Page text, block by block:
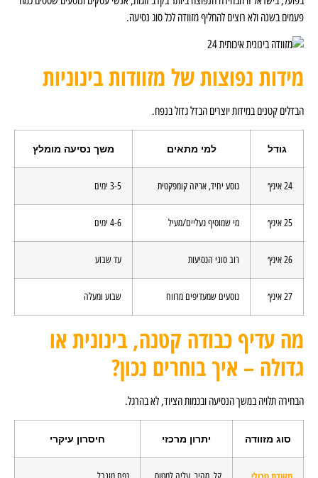
להחליף מזוודה לכל סוג נסיעה.
של מזוודות בינוניות
הבדל גדול בנפח.
למי מתאים משך נסיעה מומלץ
יחיד, אריזה קומפקטית 3-5 ימים
נעליים/מעיל 4-6 ימים
סוגי הנסיעות עד שבוע
שמעדיפים מרווח שבוע ומעלה
קטנה, בינונית או
בוחרים נכון?
ובכמות הציוד, לא בהרגל.
יתרון מרכזי חיסרון עיקרי